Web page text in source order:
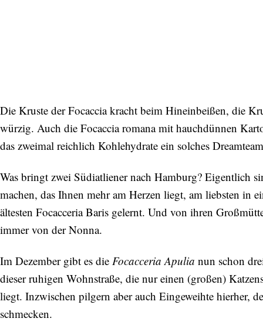
Die Kruste der Focaccia kracht beim Hineinbeißen, die
würzig. Auch die Focaccia romana mit hauchdünnen
das zweimal reichlich Kohlehydrate ein solches
Was bringt zwei Südiatliener nach Hamburg? Eigentlich
machen, das Ihnen mehr am Herzen liegt, am liebsten in
ältesten Focacceria Baris gelernt. Und von ihren
immer von der Nonna.
Im Dezember gibt es die Focacceria Apulia nun schon
dieser ruhigen Wohnstraße, die nur einen (großen)
liegt. Inzwischen pilgern aber auch Eingeweihte hierher,
schmecken.